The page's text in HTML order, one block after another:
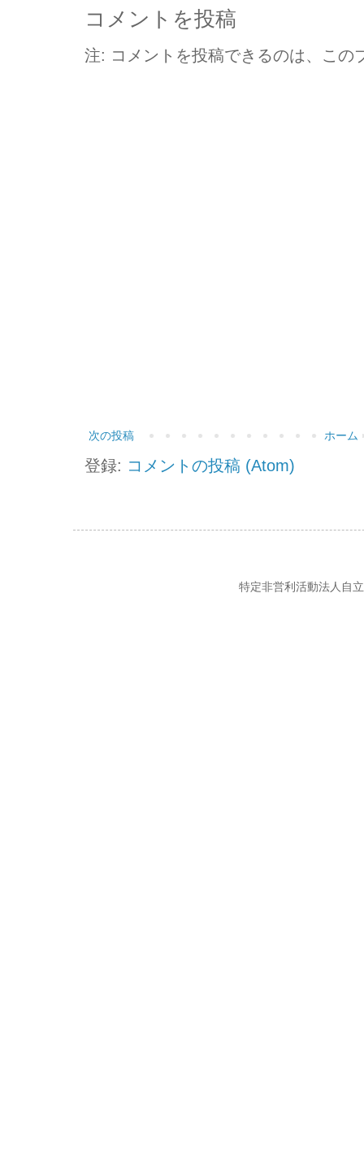
コメントを投稿
注: コメントを投稿できるのは、この
次の投稿 ホーム
登録: コメントの投稿 (Atom)
特定非営利活動法人自